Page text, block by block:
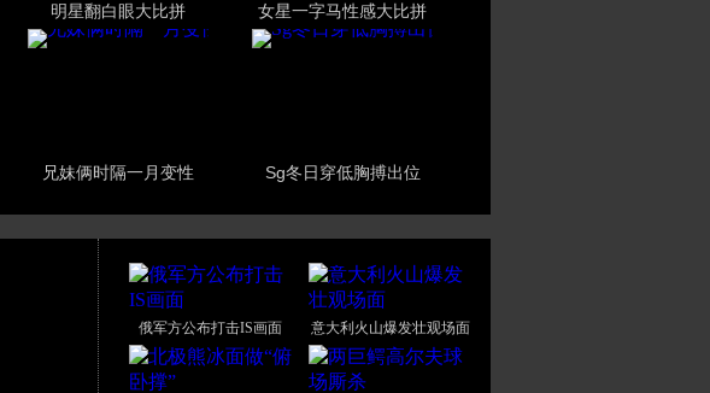
明星翻白眼大比拼 女星一字马性感大比拼
兄妹俩时隔一月变性 Sg冬日穿低胸搏出位
俄军方公布打击IS画面 意大利火山爆发壮观场面